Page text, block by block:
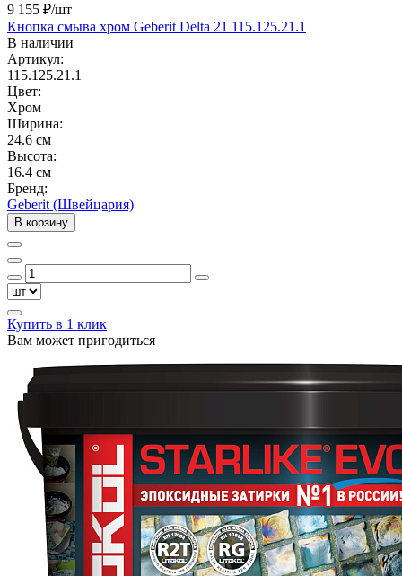
9 155 ₽/шт
Кнопка смыва хром Geberit Delta 21 115.125.21.1
В наличии
Артикул:
115.125.21.1
Цвет:
Хром
Ширина:
24.6 см
Высота:
16.4 см
Бренд:
Geberit (Швейцария)
В корзину
Купить в 1 клик
Вам может пригодиться